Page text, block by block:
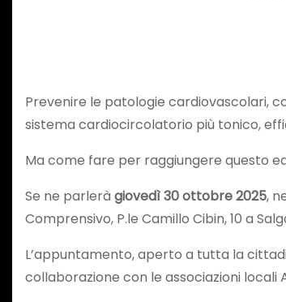
Prevenire le patologie cardiovascolari,
sistema cardiocircolatorio più tonico,
Ma come fare per raggiungere questo
Se ne parlerà giovedì 30 ottobre 2025,
Comprensivo, P.le Camillo Cibin, 10 a
L’appuntamento, aperto a tutta la
collaborazione con le associazioni locali